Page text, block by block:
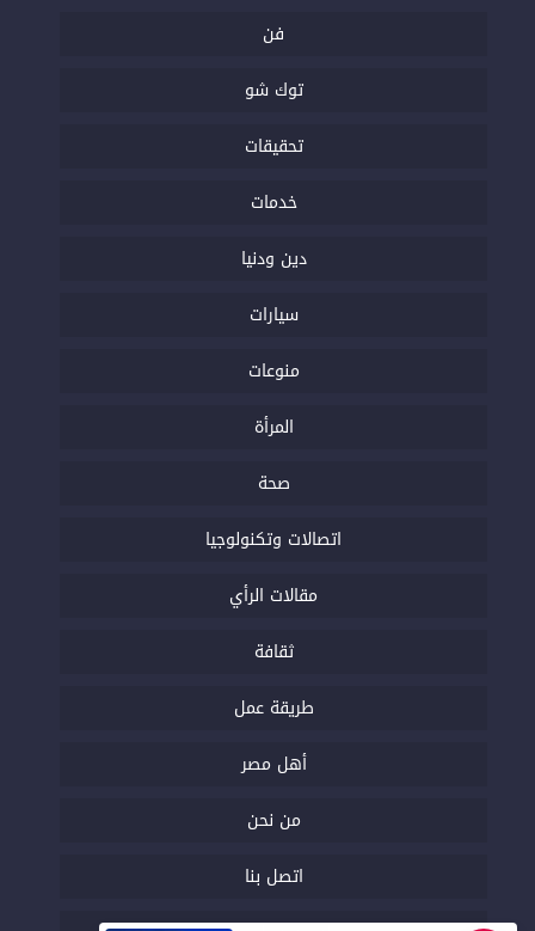
فن
توك شو
تحقيقات
خدمات
دين ودنيا
سيارات
منوعات
المرأة
صحة
اتصالات وتكنولوجيا
مقالات الرأي
ثقافة
طريقة عمل
أهل مصر
من نحن
اتصل بنا